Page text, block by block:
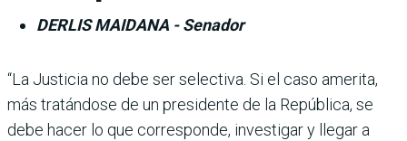
DERLIS MAIDANA - Senador
“La Justicia no debe ser selectiva. Si el caso amerita,
más tra­tándose de un presidente de la República, se
debe hacer lo que corresponde, investigar y llegar a